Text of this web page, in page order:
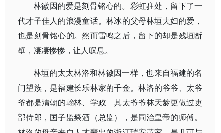
林徽因的爱是刻骨铭心的。彩虹驻处，留下了一
代才子佳人的浪漫童话。林冰的父母林垣夫妇的爱，
也是刻骨铭心的。然而雷鸣之后，留下的却是残垣断
壁，凄凄惨惨，让人叹息。
林垣的太太林洛和林徽因一样，也来自福建的名
门望族，是福建长乐林家的千金。林洛的爷爷、太爷
爷都是清朝的翰林、学政，其太爷爷林天龄更做过吏
部侍郎，国子监祭酒（总监），是同治皇帝的师傅。